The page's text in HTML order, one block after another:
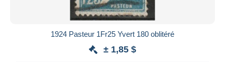
1924 Pasteur 1Fr25 Yvert 180 oblitéré
± 1,85 $